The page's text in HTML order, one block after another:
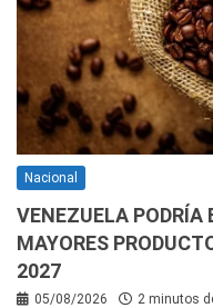
Nacional
VENEZUELA PODRÍA
MAYORES
2027
05/08/2026 2 minutos